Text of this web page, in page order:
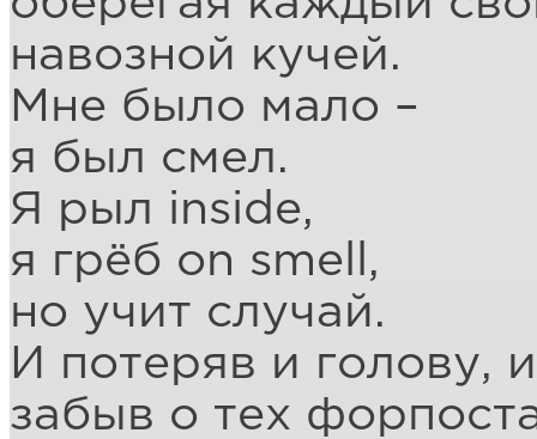
навозной кучей.
Мне было мало –
я был смел.
Я рыл inside,
я грёб on smell,
но учит случай.
И потеряв и голову,
забыв о тех